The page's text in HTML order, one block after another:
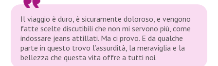
Il viaggio è duro, è sicuramente doloroso, e vengono
fatte scelte discutibili che non mi servono più, come
indossare jeans attillati. Ma ci provo. E da qualche
parte in questo trovo l’assurdità, la meraviglia e la
bellezza che questa vita offre a tutti noi.